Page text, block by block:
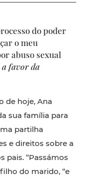
do poder
o meu
abuso sexual
a favor da
de hoje, Ana
sua família para
partilha
e direitos sobre a
pais. “Passámos
do marido, “e